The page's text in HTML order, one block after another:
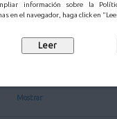
información sobre la
en el navegador, haga click en
trabajo denominado Intendente
07/07/2026
Mostrar